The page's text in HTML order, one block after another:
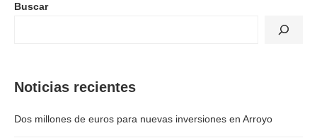
Buscar
Noticias recientes
Dos millones de euros para nuevas inversiones en Arroyo